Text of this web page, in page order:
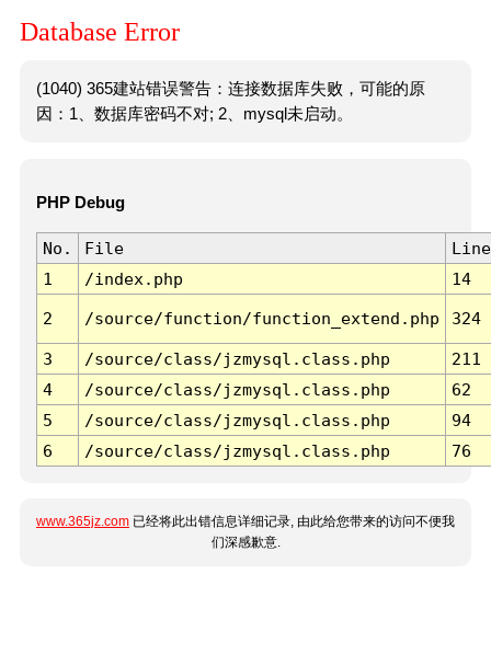
Database Error
(1040) 365建站错误警告：连接数据库失败，可能的原
因：1、数据库密码不对; 2、mysql未启动。
PHP Debug
No. File
Line
1
/index.php 14
2 /source/function/function_extend.php 324
3 /source/class/jzmysql.class.php
211
4
/source/class/jzmysql.class.php
62
5
/source/class/jzmysql.class.php
94
6
/source/class/jzmysql.class.php 76
www.365jz.com 已经将此出错信息详细记录, 由此给您带来的访问不便我
们深感歉意.